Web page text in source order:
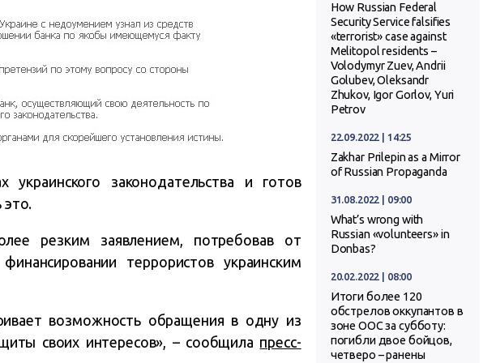
законодательства и готов
это.
резким заявлением, потребовав от
террористов украинским
возможность обращения в одну из
своих интересов», – сообщила пресс-
How Russian Federal
Security Service falsifies
«terrorist» case against
Melitopol residents –
Volodymyr Zuev, Andrii
Golubev, Oleksandr
Zhukov, Igor Gorlov, Yuri
Petrov
22.09.2022 | 14:25
Zakhar Prilepin as a Mirror
of Russian Propaganda
31.08.2022 | 09:00
What’s wrong with
Russian «volunteers» in
Donbas?
20.02.2022 | 08:00
Итоги более 120
обстрелов оккупантов в
зоне ООС за субботу:
погибли двое бойцов,
четверо – ранены